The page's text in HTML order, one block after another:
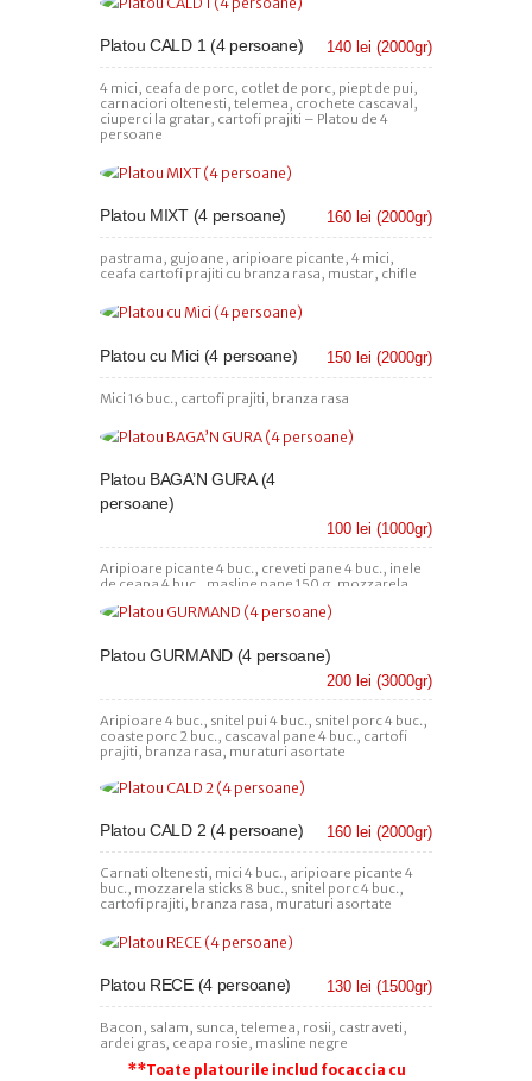
Platou CALD 1 (4 persoane) 140 lei (2000gr)
4 mici, ceafa de porc, cotlet de porc, piept de pui,
carnaciori oltenesti, telemea, crochete cascaval,
ciuperci la gratar, cartofi prajiti – Platou de 4
persoane
Platou MIXT (4 persoane) 160 lei (2000gr)
pastrama, gujoane, aripioare picante, 4 mici,
ceafa cartofi prajiti cu branza rasa, mustar, chifle
Platou cu Mici (4 persoane) 150 lei (2000gr)
Mici 16 buc., cartofi prajiti, branza rasa
Platou BAGA’N GURA (4
persoane)
100 lei (1000gr)
Aripioare picante 4 buc., creveti pane 4 buc., inele
de ceapa 4 buc., masline pane 150 g, mozzarela
Platou GURMAND (4 persoane)
200 lei (3000gr)
Aripioare 4 buc., snitel pui 4 buc., snitel porc 4 buc.,
coaste porc 2 buc., cascaval pane 4 buc., cartofi
prajiti, branza rasa, muraturi asortate
Platou CALD 2 (4 persoane) 160 lei (2000gr)
Carnati oltenesti, mici 4 buc., aripioare picante 4
buc., mozzarela sticks 8 buc., snitel porc 4 buc.,
cartofi prajiti, branza rasa, muraturi asortate
Platou RECE (4 persoane) 130 lei (1500gr)
Bacon, salam, sunca, telemea, rosii, castraveti,
ardei gras, ceapa rosie, masline negre
**Toate platourile includ focaccia cu